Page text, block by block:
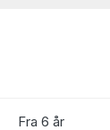
Fra 6 år